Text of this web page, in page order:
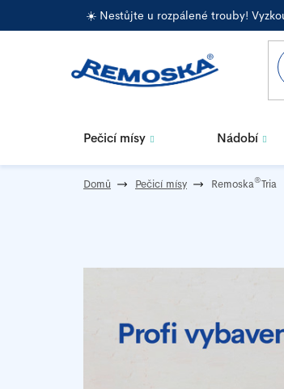
na
☀️ Nestůjte u rozpálené trouby!
Pečicí mísy Nádobí
Domů Pečicí mísy Remoska®Tria